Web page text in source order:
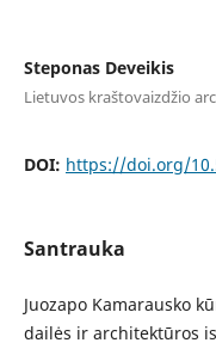
Steponas Deveikis
Lietuvos kraštovaizdžio
DOI: https://doi.org/
Santrauka
Juozapo Kamarausko
dailės ir architektūros